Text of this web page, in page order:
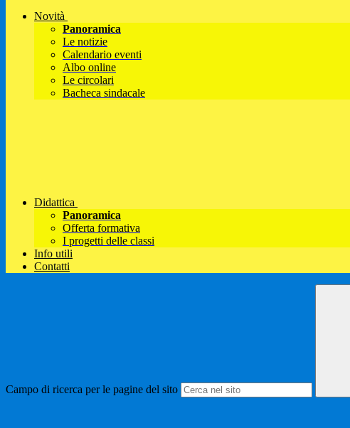
Novità
Panoramica
Le notizie
Calendario eventi
Albo online
Le circolari
Bacheca sindacale
Didattica
Panoramica
Offerta formativa
I progetti delle classi
Info utili
Contatti
Campo di ricerca per le pagine del sito